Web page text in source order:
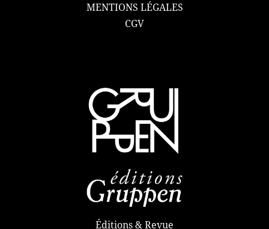
MENTIONS LÉGALES
CGV
Éditions & Revue